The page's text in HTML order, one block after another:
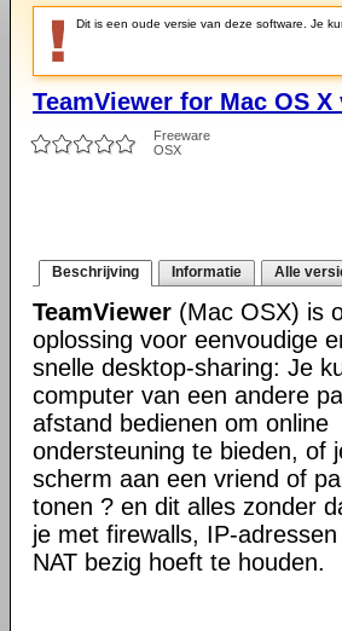
Dit is een oude versie van deze software. Je
TeamViewer for Mac OS X
Freeware
OSX
Beschrijving Informatie Alle
TeamViewer (Mac OSX) is
oplossing voor eenvoudige
snelle desktop-sharing: Je
computer van een andere
afstand bedienen om online
ondersteuning te bieden, of
scherm aan een vriend of
tonen ? en dit alles zonder
je met firewalls, IP-
NAT bezig hoeft te houden.